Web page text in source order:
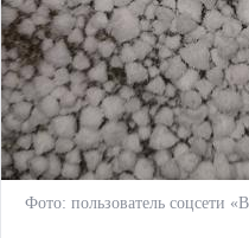
Фото: пользователь соцсети